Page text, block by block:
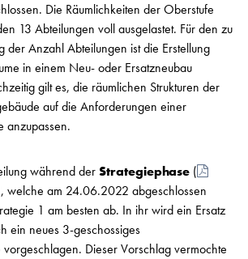
Die Räumlichkeiten der Oberstufe
13 Abteilungen voll ausgelastet. Für den zu
der Anzahl Abteilungen ist die Erstellung
in einem Neu- oder Ersatzneubau
gilt es, die räumlichen Strukturen der
auf die Anforderungen einer
anzupassen.
während derStrategiephase(
welche am 24.06.2022 abgeschlossen
1 am besten ab. In ihr wird ein Ersatz
ein neues 3-geschossiges
Dieser Vorschlag vermochte